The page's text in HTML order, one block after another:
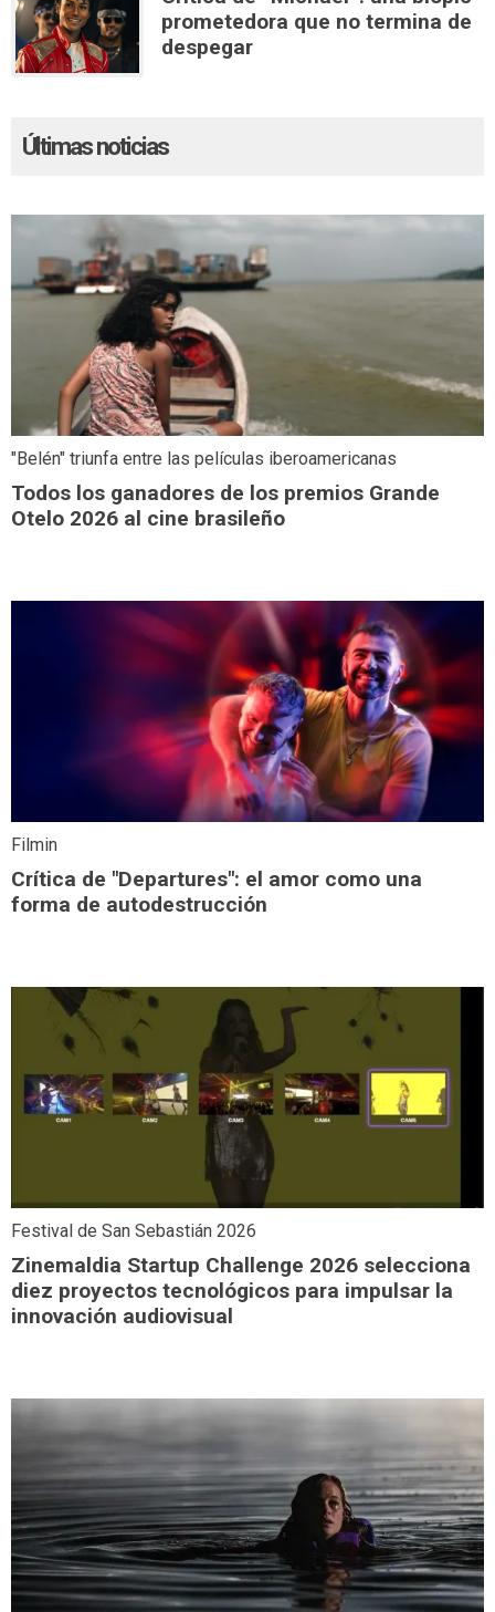
prometedora que no termina de
despegar
Últimas noticias
"Belén" triunfa entre las películas iberoamericanas
Todos los ganadores de los premios Grande
Otelo 2026 al cine brasileño
Filmin
Crítica de "Departures": el amor como una
forma de autodestrucción
Festival de San Sebastián 2026
Zinemaldia Startup Challenge 2026 selecciona
diez proyectos tecnológicos para impulsar la
innovación audiovisual